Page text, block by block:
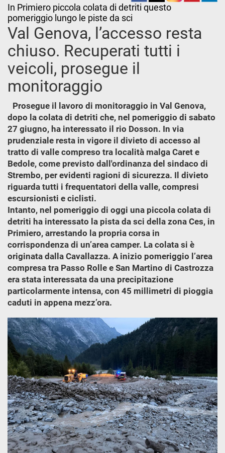
In Primiero piccola colata di detriti questo
pomeriggio lungo le piste da sci
Val Genova, l’accesso resta
chiuso. Recuperati tutti i
veicoli, prosegue il
monitoraggio
Prosegue il lavoro di monitoraggio in Val Genova,
dopo la colata di detriti che, nel pomeriggio di sabato
27 giugno, ha interessato il rio Dosson. In via
prudenziale resta in vigore il divieto di accesso al
tratto di valle compreso tra località malga Caret e
Bedole, come previsto dall'ordinanza del sindaco di
Strembo, per evidenti ragioni di sicurezza. Il divieto
riguarda tutti i frequentatori della valle, compresi
escursionisti e ciclisti.
Intanto, nel pomeriggio di oggi una piccola colata di
detriti ha interessato la pista da sci della zona Ces, in
Primiero, arrestando la propria corsa in
corrispondenza di un’area camper. La colata si è
originata dalla Cavallazza. A inizio pomeriggio l’area
compresa tra Passo Rolle e San Martino di Castrozza
era stata interessata da una precipitazione
particolarmente intensa, con 45 millimetri di pioggia
caduti in appena mezz’ora.